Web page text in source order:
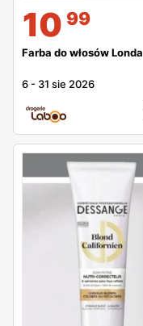
10 99
Farba do włosów Londa
6 - 31 sie 2026